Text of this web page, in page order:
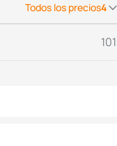
Todos los precios4